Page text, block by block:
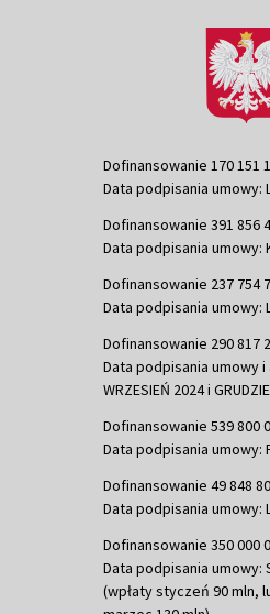
Dofinansowanie 170 151
Data podpisania umowy:
Dofinansowanie 391 856
Data podpisania umowy:
Dofinansowanie 237 754
Data podpisania umowy:
Dofinansowanie 290 817
Data podpisania umowy i
WRZESIEŃ 2024 i
Dofinansowanie 539 800
Data podpisania umowy:
Dofinansowanie 49 848
Data podpisania umowy:
Dofinansowanie 350 000
Data podpisania umowy:
(wpłaty styczeń 90 mln,